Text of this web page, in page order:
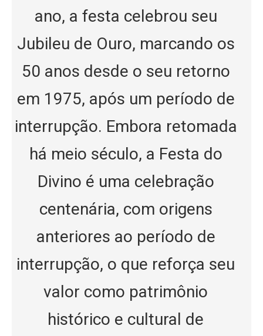
ano, a festa celebrou seu
Jubileu de Ouro, marcando os
50 anos desde o seu retorno
em 1975, após um período de
interrupção. Embora retomada
há meio século, a Festa do
Divino é uma celebração
centenária, com origens
anteriores ao período de
interrupção, o que reforça seu
valor como patrimônio
histórico e cultural de